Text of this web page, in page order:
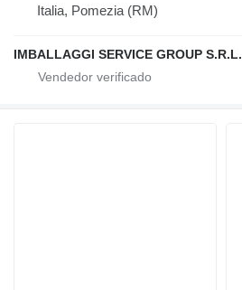
Italia, Pomezia (RM)
IMBALLAGGI SERVICE GROUP S.R.L.